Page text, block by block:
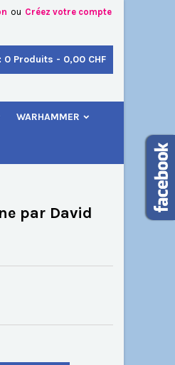
ou Créez votre compte
0 Produits - 0,00 CHF
WARHAMMER
par David